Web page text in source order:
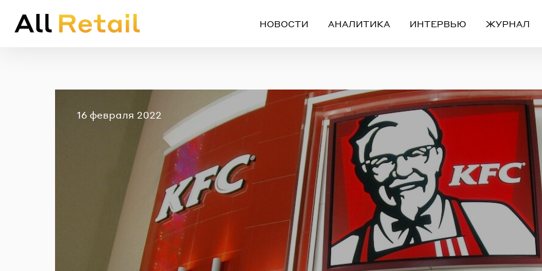
НОВОСТИ АНАЛИТИКА ИНТЕРВЬЮ ЖУРНАЛ
Опубликовано
16 февраля 2022
Вход Регистрация
ЧЕРЕЗ СОЦИАЛЬНЫЕ СЕТИ
FACEBOOK GOOGLE
ИЛИ
Email